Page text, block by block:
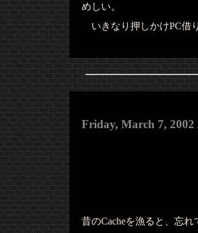
めしい。
いきなり押しかけPC借
Friday, March 7,
昔のCacheを漁ると、忘れ